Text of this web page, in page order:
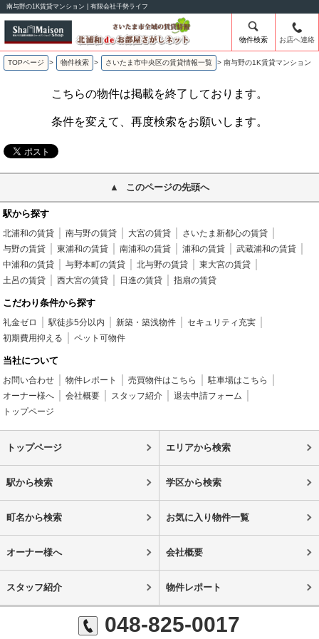
南与野の1K賃貸マンション | 有限会社千勢ライフ
物件検索 お店へ連絡
TOPページ > 物件検索 > さいたま市中央区の賃貸情報一覧 > 南与野の1K賃貸マンション
こちらの物件は掲載を終了しております。
条件を変えて、再度検索をお願いします。
このページの先頭へ
駅から探す
北浦和の賃貸 南与野の賃貸 大宮の賃貸
さいたま新都心の賃貸
与野の賃貸
東浦和の賃貸 南浦和の賃貸 浦和の賃貸
武蔵浦和の賃貸
中浦和の賃貸
与野本町の賃貸 北与野の賃貸
東大宮の賃貸
土呂の賃貸
西大宮の賃貸 日進の賃貸 指扇の賃貸
こだわり条件から探す
礼金ゼロ 駅徒歩5分以内 新築・築浅物件
セキュリティ充実
初期費用抑える
ペット可物件
当社について
お問い合わせ 物件レポート 売買物件はこちら
駐車場はこちら
オーナー様へ
会社概要 スタッフ紹介
退去申請フォーム
トップページ
トップページ エリアから検索
駅から検索 学区から検索
町名から検索 お気に入り物件一覧
オーナー様へ 会社概要
スタッフ紹介 物件レポート
048-825-0017